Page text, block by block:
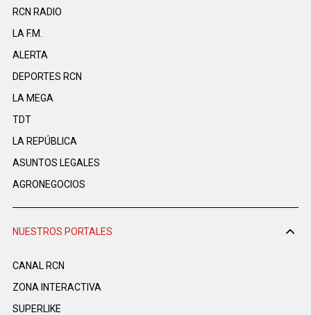
RCN RADIO
LA F.M.
ALERTA
DEPORTES RCN
LA MEGA
TDT
LA REPÚBLICA
ASUNTOS LEGALES
AGRONEGOCIOS
NUESTROS PORTALES
CANAL RCN
ZONA INTERACTIVA
SUPERLIKE